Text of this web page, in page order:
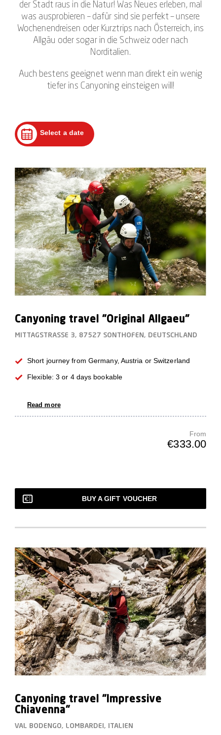
der Stadt raus in die Natur! Was Neues erleben, mal
was ausprobieren – dafür sind sie perfekt – unsere
Wochenendreisen oder Kurztrips nach Österreich, ins
Allgäu oder sogar in die Schweiz oder nach
Norditalien.
Auch bestens geeignet wenn man direkt ein wenig
tiefer ins Canyoning einsteigen will!
Select a date
Canyoning travel "Original Allgaeu"
MITTAGSTRASSE 3, 87527 SONTHOFEN, DEUTSCHLAND
Short journey from Germany, Austria or Switzerland
Flexible: 3 or 4 days bookable
Read more
From
€333.00
BUY A GIFT VOUCHER
Canyoning travel "Impressive
Chiavenna"
VAL BODENGO, LOMBARDEI, ITALIEN